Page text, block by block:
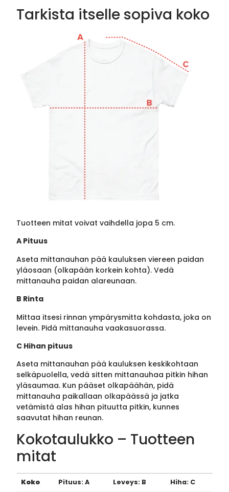
Tarkista itselle sopiva koko
Tuotteen mitat voivat vaihdella jopa 5 cm.
A Pituus
Aseta mittanauhan pää kauluksen viereen paidan
yläosaan (olkapään korkein kohta). Vedä
mittanauha paidan alareunaan.
B Rinta
Mittaa itsesi rinnan ympärysmitta kohdasta, joka on
levein. Pidä mittanauha vaakasuorassa.
C Hihan pituus
Aseta mittanauhan pää kauluksen keskikohtaan
selkäpuolella, vedä sitten mittanauhaa pitkin hihan
yläsaumaa. Kun pääset olkapäähän, pidä
mittanauha paikallaan olkapäässä ja jatka
vetämistä alas hihan pituutta pitkin, kunnes
saavutat hihan reunan.
Kokotaulukko – Tuotteen
mitat
Koko Pituus: A Leveys: B Hiha: C